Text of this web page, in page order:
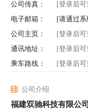
公司传真：
[登录后可
电子邮箱：
[请通过
公司主页：
[登录后可
通讯地址：
[登录后可
乘车路线：
[登录后可
公司介绍
福建双驰科技有限公司